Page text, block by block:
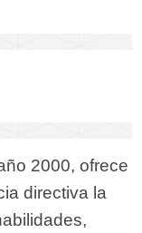
2000, ofrece
directiva la